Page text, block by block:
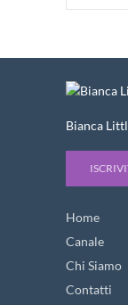
Bianca
Home
Canale
Chi Siamo
Contatti